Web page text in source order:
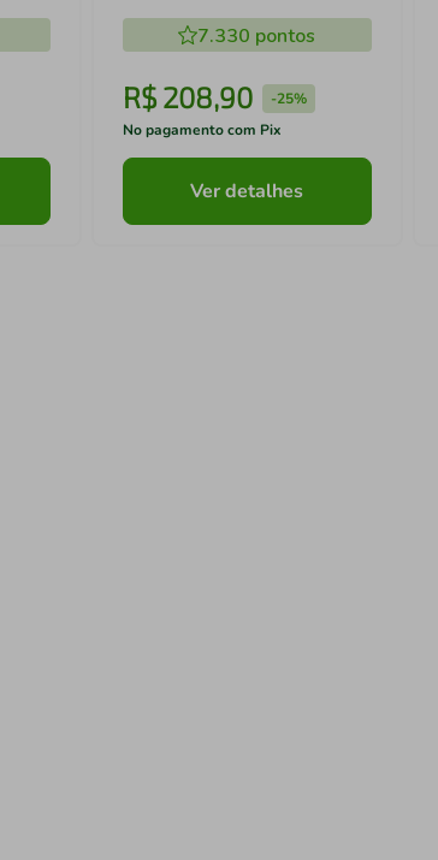
(EIB20)
7.330 pontos
R$ 208,90 -25%
No pagamento com Pix
Ver detalhes